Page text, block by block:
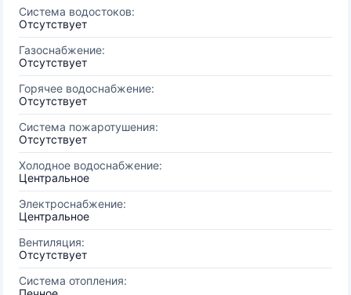
Система водостоков:
Отсутствует
Газоснабжение:
Отсутствует
Горячее водоснабжение:
Отсутствует
Система пожаротушения:
Отсутствует
Холодное водоснабжение:
Центральное
Электроснабжение:
Центральное
Вентиляция:
Отсутствует
Система отопления: